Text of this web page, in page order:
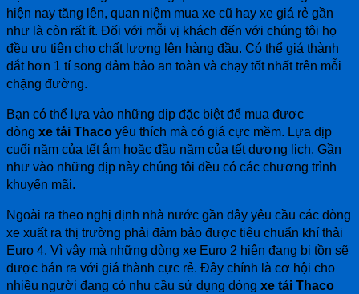
hiện nay tăng lên, quan niệm mua xe cũ hay xe giá rẻ gần
như là còn rất ít. Đối với mỗi vị khách đến với chúng tôi họ
đều ưu tiên cho chất lượng lên hàng đầu. Có thể giá thành
đắt hơn 1 tí song đảm bảo an toàn và chạy tốt nhất trên mỗi
chặng đường.
Bạn có thể lựa vào những dịp đặc biệt để mua được
dòng xe tải Thaco yêu thích mà có giá cực mềm. Lựa dịp
cuối năm của tết âm hoặc đầu năm của tết dương lịch. Gần
như vào những dịp này chúng tôi đều có các chương trình
khuyến mãi.
Ngoài ra theo nghị định nhà nước gần đây yêu cầu các dòng
xe xuất ra thị trường phải đảm bảo được tiêu chuẩn khí thải
Euro 4. Vì vậy mà những dòng xe Euro 2 hiện đang bị tồn sẽ
được bán ra với giá thành cực rẻ. Đây chính là cơ hội cho
nhiều người đang có nhu cầu sử dụng dòng xe tải Thaco